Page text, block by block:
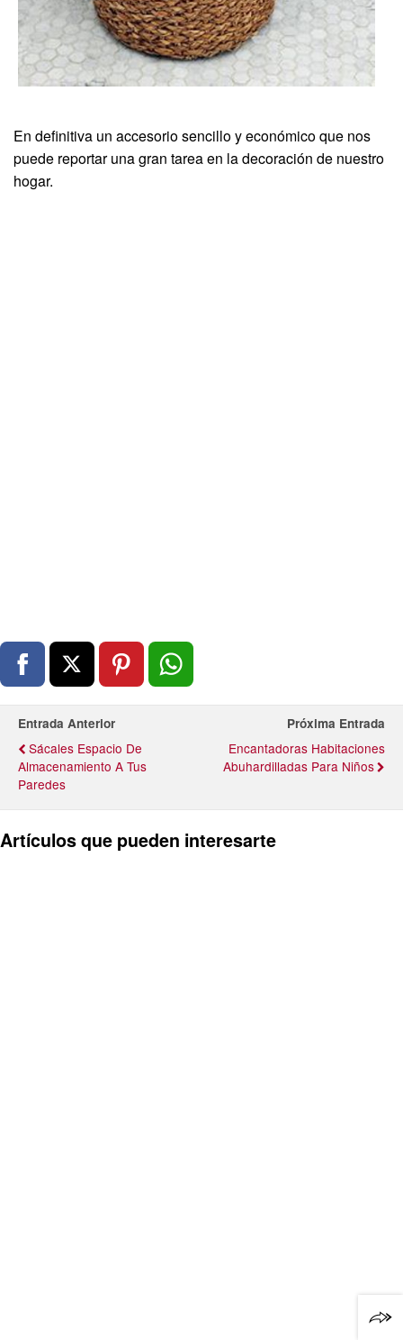
En definitiva un accesorio sencillo y económico que nos
puede reportar una gran tarea en la decoración de nuestro
hogar.
Entrada Anterior
Sácales Espacio De
Almacenamiento A Tus
Paredes
Próxima Entrada
Encantadoras Habitaciones
Abuhardilladas Para Niños
Artículos que pueden interesarte